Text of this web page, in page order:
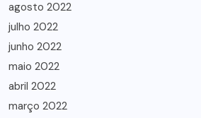
agosto 2022
julho 2022
junho 2022
maio 2022
abril 2022
março 2022